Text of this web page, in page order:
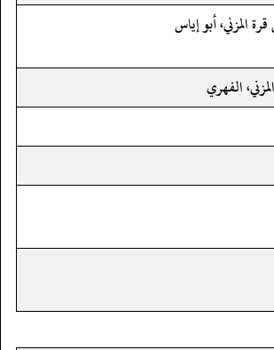
المزني، أبو إياس
الفهري